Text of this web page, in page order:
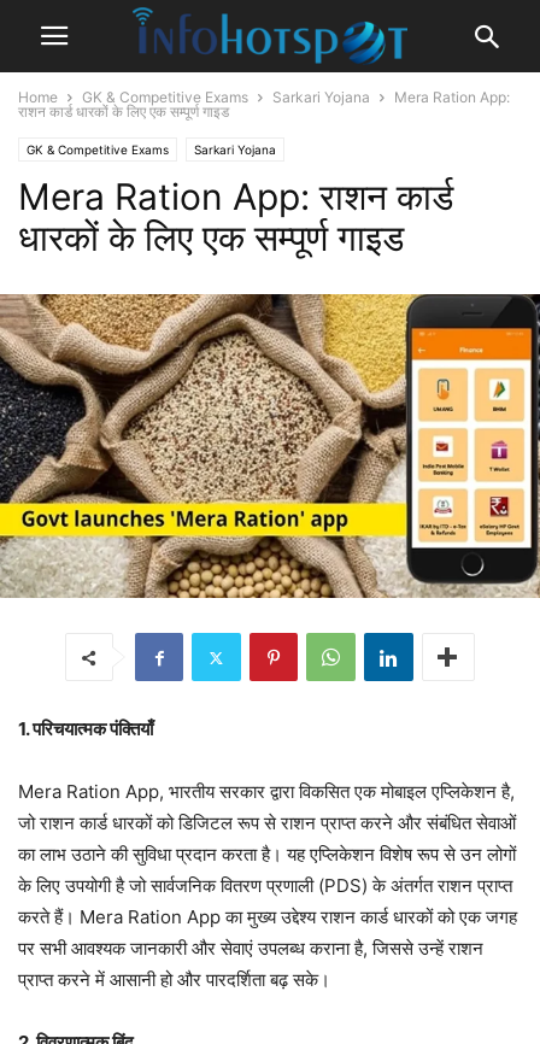
Home GK & Competitive Exams Sarkari Yojana
Mera Ration App:
राशन कार्ड धारकों के लिए एक सम्पूर्ण गाइड
GK & Competitive Exams Sarkari Yojana
Mera Ration App: राशन कार्ड
धारकों के लिए एक सम्पूर्ण गाइड
1. परिचयात्मक पंक्तियाँ
Mera Ration App, भारतीय सरकार द्वारा विकसित एक मोबाइल एप्लिकेशन है,
जो राशन कार्ड धारकों को डिजिटल रूप से राशन प्राप्त करने और संबंधित सेवाओं
का लाभ उठाने की सुविधा प्रदान करता है। यह एप्लिकेशन विशेष रूप से उन लोगों
के लिए उपयोगी है जो सार्वजनिक वितरण प्रणाली (PDS) के अंतर्गत राशन प्राप्त
करते हैं। Mera Ration App का मुख्य उद्देश्य राशन कार्ड धारकों को एक जगह
पर सभी आवश्यक जानकारी और सेवाएं उपलब्ध कराना है, जिससे उन्हें राशन
प्राप्त करने में आसानी हो और पारदर्शिता बढ़ सके।